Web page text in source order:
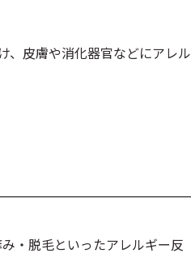
、皮膚や消化器官などにアレル
・脱毛といったアレルギー反